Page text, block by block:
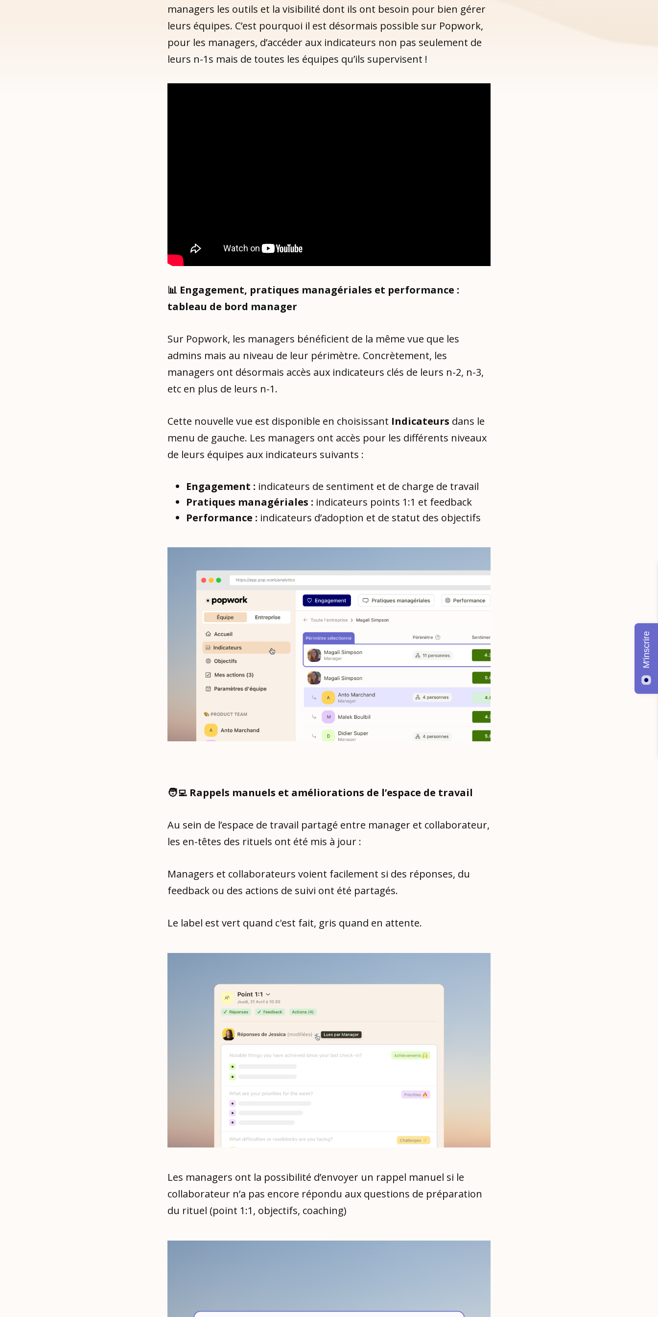
managers les outils et la visibilité dont ils ont besoin pour bien gérer
leurs équipes. C’est pourquoi il est désormais possible sur Popwork,
pour les managers, d’accéder aux indicateurs non pas seulement de
leurs n-1s mais de toutes les équipes qu’ils supervisent !
📊 Engagement, pratiques managériales et performance :
tableau de bord manager
Sur Popwork, les managers bénéficient de la même vue que les
admins mais au niveau de leur périmètre. Concrètement, les
managers ont désormais accès aux indicateurs clés de leurs n-2, n-3,
etc en plus de leurs n-1.
Cette nouvelle vue est disponible en choisissant Indicateurs dans le
menu de gauche. Les managers ont accès pour les différents niveaux
de leurs équipes aux indicateurs suivants :
Engagement : indicateurs de sentiment et de charge de travail
Pratiques managériales : indicateurs points 1:1 et feedback
Performance : indicateurs d’adoption et de statut des objectifs
🧑‍💻 Rappels manuels et améliorations de l’espace de travail
Au sein de l’espace de travail partagé entre manager et collaborateur,
les en-têtes des rituels ont été mis à jour :
Managers et collaborateurs voient facilement si des réponses, du
feedback ou des actions de suivi ont été partagés.
Le label est vert quand c'est fait, gris quand en attente.
Les managers ont la possibilité d’envoyer un rappel manuel si le
collaborateur n’a pas encore répondu aux questions de préparation
du rituel (point 1:1, objectifs, coaching)
M'inscrire